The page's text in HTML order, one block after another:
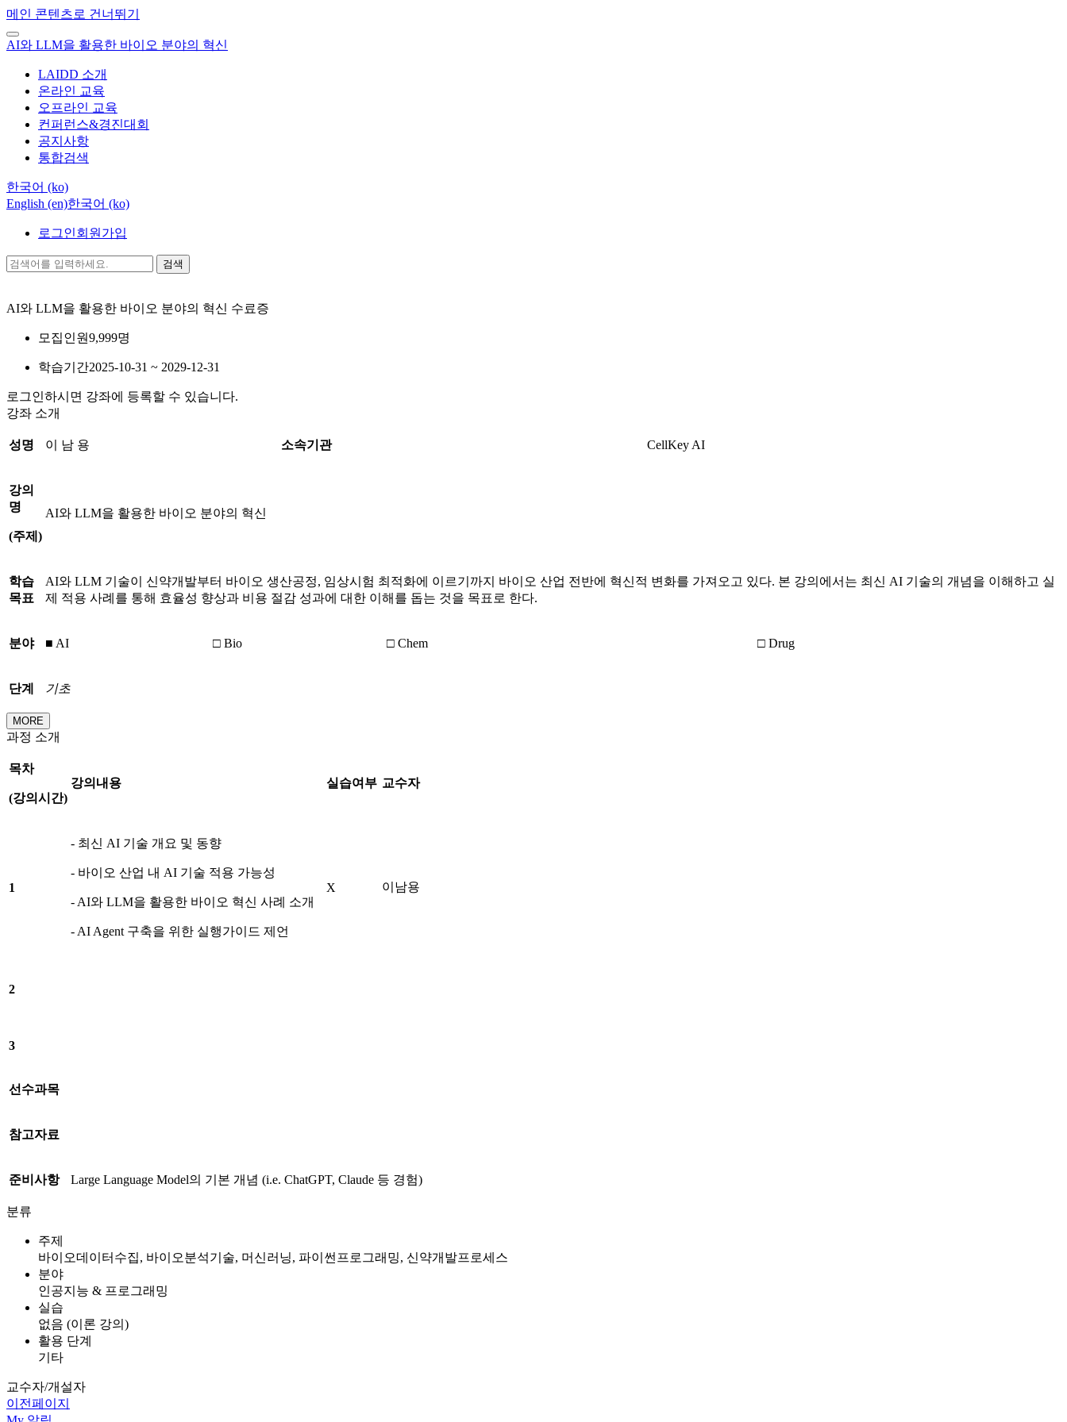
메인 콘텐츠로 건너뛰기
AI와 LLM을 활용한 바이오 분야의 혁신
LAIDD 소개
온라인 교육
오프라인 교육
컨퍼런스&경진대회
공지사항
통합검색
한국어 ‎(ko)‎
English ‎(en)‎한국어 ‎(ko)‎
로그인회원가입
검색
AI와 LLM을 활용한 바이오 분야의 혁신 수료증
모집인원9,999명
학습기간2025-10-31 ~ 2029-12-31
로그인하시면 강좌에 등록할 수 있습니다.
강좌 소개
성명 이 남 용 소속기관 CellKey AI
강의
명
(주제 )
AI와 LLM을 활용한 바이오 분야의 혁신
학습
목표
AI와 LLM 기술이 신약개발부터 바이오 생산공정, 임상시험 최적화에 이르기까지 바이오 산업 전반에 혁신적 변화를 가져오고 있다. 본 강의에서는 최신 AI 기술의 개념을 이해하고 실
제 적용 사례를 통해 효율성 향상과 비용 절감 성과에 대한 이해를 돕는 것을 목표로 한다.
분야 ■ AI □ Bio □ Chem □ Drug
단계 기초
MORE
과정 소개
목차
(강의시간)
강의내용 실습여부 교수자
1
- 최신 AI 기술 개요 및 동향
- 바이오 산업 내 AI 기술 적용 가능성
- AI와 LLM을 활용한 바이오 혁신 사례 소개
- AI Agent 구축을 위한 실행가이드 제언
X 이남용
2
3
선수과목
참고자료
준비사항 Large Language Model의 기본 개념 (i.e. ChatGPT, Claude 등 경험)
분류
주제
바이오데이터수집, 바이오분석기술, 머신러닝, 파이썬프로그래밍, 신약개발프로세스
분야
인공지능 & 프로그래밍
실습
없음 (이론 강의)
활용 단계
기타
교수자/개설자
이전페이지